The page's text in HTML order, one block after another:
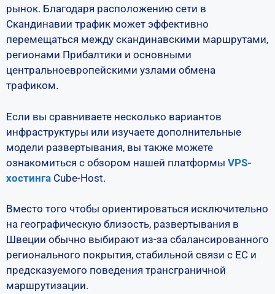
рынок. Благодаря расположению сети в
Скандинавии трафик может эффективно
перемещаться между скандинавскими маршрутами,
регионами Прибалтики и основными
центральноевропейскими узлами обмена
трафиком.
Если вы сравниваете несколько вариантов
инфраструктуры или изучаете дополнительные
модели развертывания, вы также можете
ознакомиться с обзором нашей платформы VPS-
хостинга Cube-Host.
Вместо того чтобы ориентироваться исключительно
на географическую близость, развертывания в
Швеции обычно выбирают из-за сбалансированного
регионального покрытия, стабильной связи с ЕС и
предсказуемого поведения трансграничной
маршрутизации.